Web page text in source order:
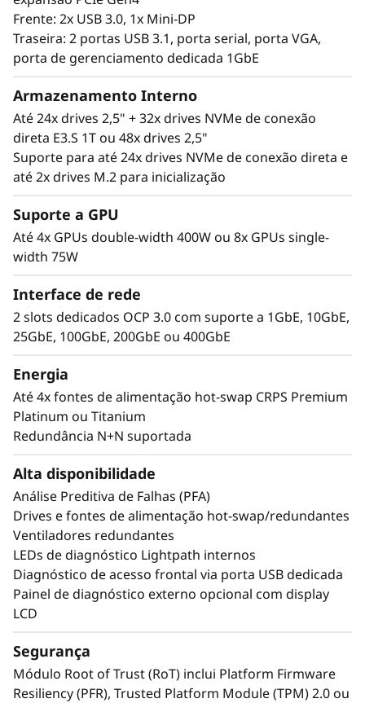
a
b
a
h
a
Desempenho onde é necessário
até 344 núcleos de CPU e oferece 33% mais
largura de banda de memória* com a mais
recente memória DDR5. A nova tecnologia
de expansão e as unidades NVMe. O SR860 V4
suporta mais 4 slots PCIe Gen5*. O suporte
para até quatro GPUs de tamanho normal de
nível corporativo e 32 drives E3.S ou 24 drives
NVMe de conexão direta de 2,5" oferece à sua
organização tecnologias que criam o
desempenho excepcional e o valor necessário
para cargas de trabalho de classe corporativa.
*Em comparação com o ThinkSystem SR860 V3
Frente: 2x USB 3.0, 1x Mini-DP
Traseira: 2 portas USB 3.1, porta serial, porta VGA,
porta de gerenciamento dedicada 1GbE
Armazenamento Interno
Até 24x drives 2,5" + 32x drives NVMe de conexão
direta E3.S 1T ou 48x drives 2,5"
Suporte para até 24x drives NVMe de conexão direta e
até 2x drives M.2 para inicialização
Suporte a GPU
Até 4x GPUs double-width 400W ou 8x GPUs single-
width 75W
Interface de rede
2 slots dedicados OCP 3.0 com suporte a 1GbE, 10GbE,
25GbE, 100GbE, 200GbE ou 400GbE
Energia
Até 4x fontes de alimentação hot-swap CRPS Premium
Platinum ou Titanium
Redundância N+N suportada
Alta disponibilidade
Análise Preditiva de Falhas (PFA)
Drives e fontes de alimentação hot-swap/redundantes
Ventiladores redundantes
LEDs de diagnóstico Lightpath internos
Diagnóstico de acesso frontal via porta USB dedicada
Painel de diagnóstico externo opcional com display
LCD
Segurança
Módulo Root of Trust (RoT) inclui Platform Firmware
Resiliency (PFR), Trusted Platform Module (TPM) 2.0 ou